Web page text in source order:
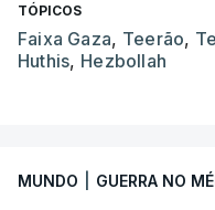
TÓPICOS
Faixa Gaza, Teerão,
Huthis, Hezbollah
MUNDO GUERRA NO